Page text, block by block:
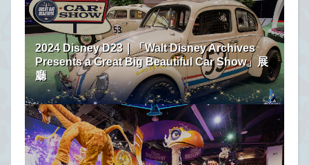
2024 Disney D23｜「Walt Disney Archives
Presents a Great Big Beautiful Car Show」展
廳